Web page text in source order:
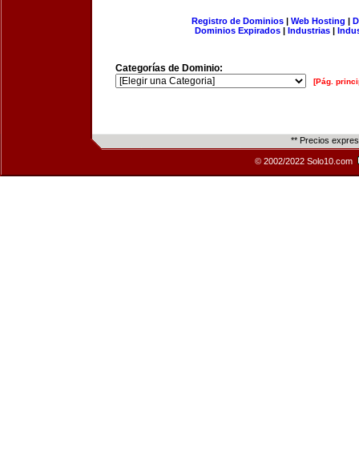
Registro de Dominios| Web Hosting |
Dominios Expirados | Industrias |
Categorías de Dominio:
[Pág.
** Precios
© 2002/2022 Solo10.com